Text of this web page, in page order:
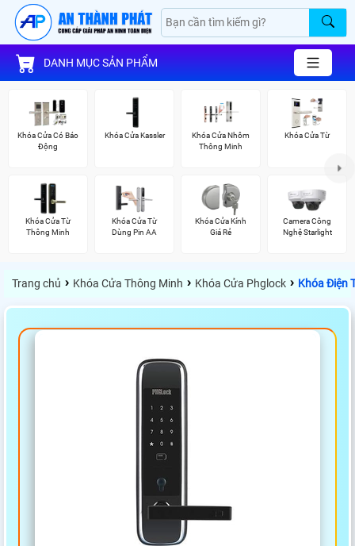
DANH MỤC SẢN PHẨM
Khóa Cửa Có Báo
Động
Khóa Cửa Kassler
Khóa Cửa Nhôm
Thông Minh
Khóa Cửa Từ
Khóa Cửa Từ
Thông Minh
Khóa Cửa Từ
Dùng Pin AA
Khóa Cửa Kính
Giá Rẻ
Camera Công
Nghệ Starlight
Trang chủ › Khóa Cửa Thông Minh › Khóa Cửa Phglock › Khóa Điện